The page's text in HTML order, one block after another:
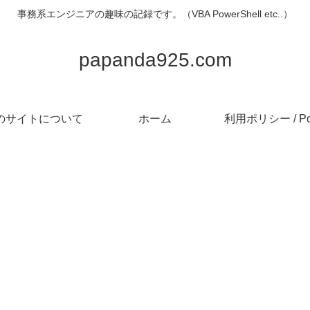
事務系エンジニアの趣味の記録です。（VBA PowerShell etc..）
papanda925.com
サイトについて ホーム 利用ポリシー /